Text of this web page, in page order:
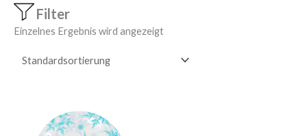
Filter
Einzelnes Ergebnis wird angezeigt